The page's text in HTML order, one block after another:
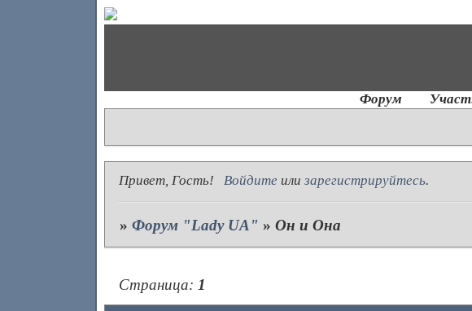
Форум
Привет, Гость! Войдите илизарегистрируйтесь.
»Форум "Lady UA" »Он и Она
Страница:1